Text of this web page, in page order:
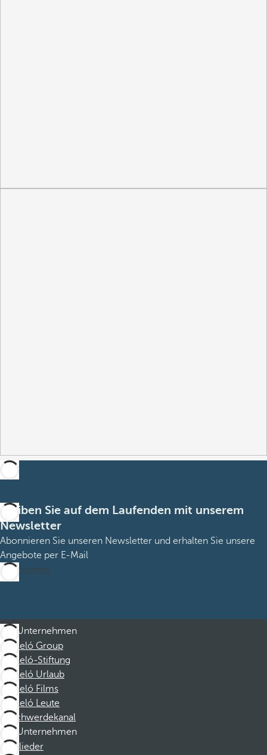
Bleiben Sie auf dem Laufenden mit unserem
Newsletter
Abonnieren Sie unseren Newsletter und erhalten Sie unsere
Angebote per E-Mail
Abonnieren
Unternehmen
Barceló Group
Barceló-Stiftung
Barceló Urlaub
Barceló Films
Barceló Leute
Beschwerdekanal
Unternehmen
Mitglieder